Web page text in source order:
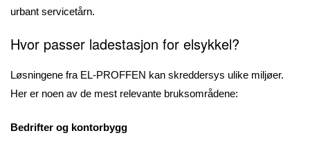
urbant servicetårn.
Hvor passer ladestasjon for elsykkel?
Løsningene fra EL-PROFFEN kan skreddersys ulike miljøer.
Her er noen av de mest relevante bruksområdene:
Bedrifter og kontorbygg